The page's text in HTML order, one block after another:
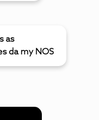
as
da my NOS